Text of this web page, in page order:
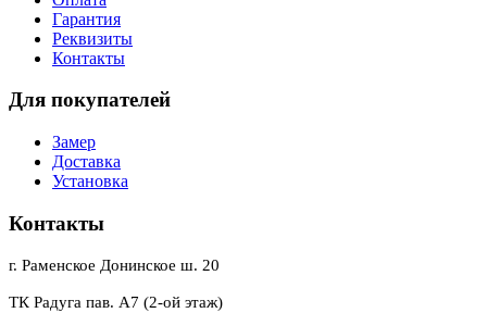
Гарантия
Реквизиты
Контакты
Для покупателей
Замер
Доставка
Установка
Контакты
г. Раменское Донинское ш. 20
ТК Радуга пав. А7 (2-ой этаж)